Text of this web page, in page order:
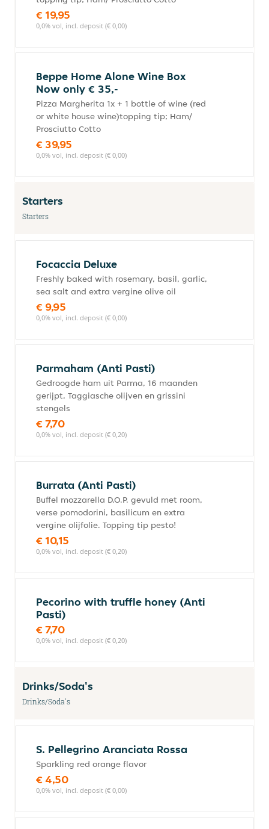
€ 19,95
0,0% vol, incl. deposit (€ 0,00)
Beppe Home Alone Wine Box
Now only € 35,-
Pizza Margherita 1x + 1 bottle of wine (red
or white house wine)topping tip; Ham/
Prosciutto Cotto
€ 39,95
0,0% vol, incl. deposit (€ 0,00)
Starters
Starters
Focaccia Deluxe
Freshly baked with rosemary, basil, garlic,
sea salt and extra vergine olive oil
€ 9,95
0,0% vol, incl. deposit (€ 0,00)
Parmaham (Anti Pasti)
Gedroogde ham uit Parma, 16 maanden
gerijpt, Taggiasche olijven en grissini
stengels
€ 7,70
0,0% vol, incl. deposit (€ 0,20)
Burrata (Anti Pasti)
Buffel mozzarella D.O.P. gevuld met room,
verse pomodorini, basilicum en extra
vergine olijfolie. Topping tip pesto!
€ 10,15
0,0% vol, incl. deposit (€ 0,20)
Pecorino with truffle honey (Anti
Pasti)
€ 7,70
0,0% vol, incl. deposit (€ 0,20)
Drinks/Soda's
Drinks/Soda's
S. Pellegrino Aranciata Rossa
Sparkling red orange flavor
€ 4,50
0,0% vol, incl. deposit (€ 0,00)